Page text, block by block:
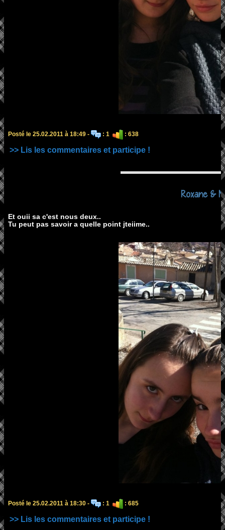
Posté le 25.02.2011 à 18:49 - : 1 : 638
>> Lis les commentaires et participe !
Roxane &
Et ouii sa c'est nous deux..
Tu peut pas savoir a quelle point jteiime..
Posté le 25.02.2011 à 18:30 - : 1 : 685
>> Lis les commentaires et participe !